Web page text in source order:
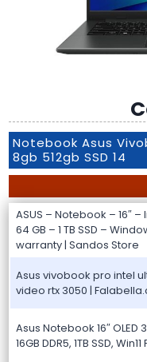
Notebook Asus
8gb 512gb SSD 14
ASUS – Notebook – 16″ –
64 GB – 1 TB SSD –
warranty | Sandos Store
Asus vivobook pro intel
video rtx 3050 |
Asus Notebook 16″ OLED
16GB DDR5, 1TB SSD,